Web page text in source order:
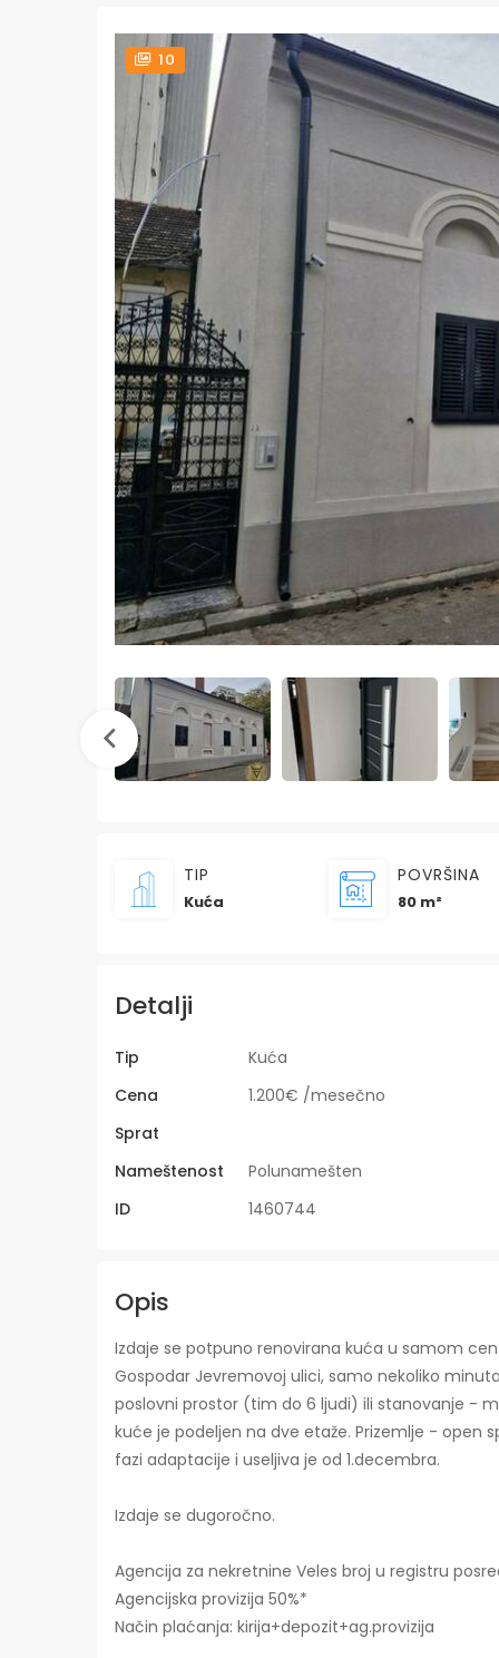
10
TIP
Kuća
POVRŠINA
80 m²
Detalji
Tip Kuća
Cena
1.200€ /mesečno
Sprat
Nameštenost
Polunamešten
ID
1460744
Opis
Izdaje se potpuno renovirana kuća u samom
Gospodar Jevremovoj ulici, samo nekoliko
poslovni prostor (tim do 6 ljudi) ili stanovanje -
kuće je podeljen na dve etaže. Prizemlje - open
fazi adaptacije i useljiva je od 1.decembra.
Izdaje se dugoročno.
Agencija za nekretnine Veles broj u registru
Agencijska provizija 50%*
Način plaćanja: kirija+depozit+ag.provizija